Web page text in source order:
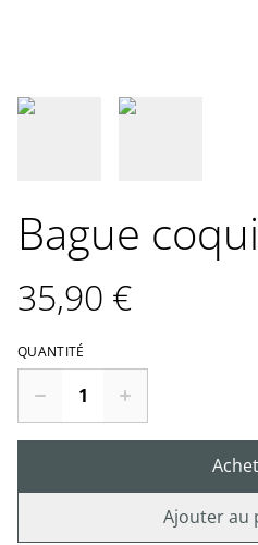
Bague
35,90 €
QUANTITÉ
Ajouter au